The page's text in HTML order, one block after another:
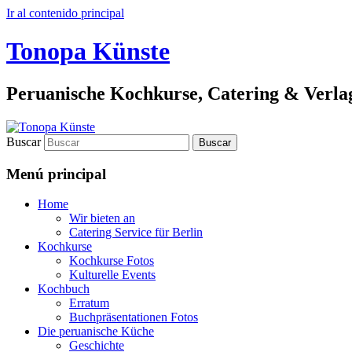
Ir al contenido principal
Tonopa Künste
Peruanische Kochkurse, Catering &
Buscar
Menú principal
Home
Wir bieten an
Catering Service für Berlin
Kochkurse
Kochkurse Fotos
Kulturelle Events
Kochbuch
Erratum
Buchpräsentationen Fotos
Die peruanische Küche
Geschichte